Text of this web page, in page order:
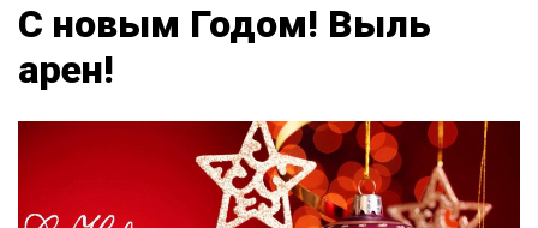
С новым Годом! Выль
арен!